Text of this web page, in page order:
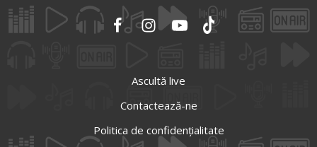
Ascultă live
Contactează-ne
Politica de confidențialitate